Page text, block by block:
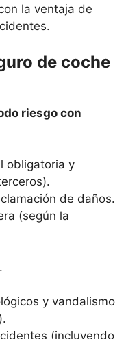
la ventaja de
de coche
riesgo con
obligatoria y
de daños.
(según la
y vandalismo
(incluyendo